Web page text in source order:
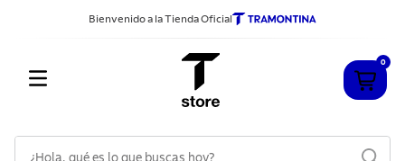
Bienvenido a la Tienda Oficial
0